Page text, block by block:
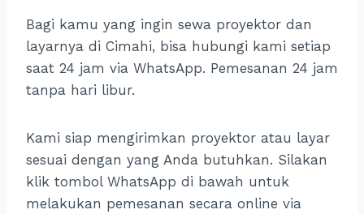
Bagi kamu yang ingin sewa proyektor dan
layarnya di Cimahi, bisa hubungi kami setiap
saat 24 jam via WhatsApp. Pemesanan 24 jam
tanpa hari libur.
Kami siap mengirimkan proyektor atau layar
sesuai dengan yang Anda butuhkan. Silakan
klik tombol WhatsApp di bawah untuk
melakukan pemesanan secara online via